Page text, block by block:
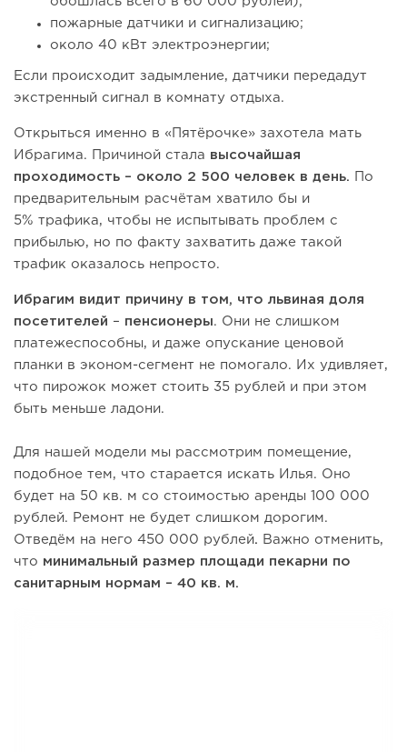
пожарные датчики и сигнализацию;
около 40 кВт электроэнергии;
Если происходит задымление, датчики передадут
экстренный сигнал в комнату отдыха.
Открыться именно в «Пятёрочке» захотела мать
Ибрагима. Причиной стала высочайшая
проходимость – около 2 500 человек в день.
По
предварительным расчётам хватило бы и
5% трафика, чтобы не испытывать проблем с
прибылью, но по факту захватить даже такой
трафик оказалось непросто.
Ибрагим видит причину в том, что львиная доля
посетителей – пенсионеры. Они не слишком
платежеспособны, и даже опускание ценовой
планки в эконом-сегмент не помогало. Их удивляет,
что пирожок может стоить 35 рублей и при этом
быть меньше ладони.
Для нашей модели мы рассмотрим помещение,
подобное тем, что старается искать Илья. Оно
будет на 50 кв. м со стоимостью аренды 100 000
рублей. Ремонт не будет слишком дорогим.
Отведём на него 450 000 рублей. Важно отменить,
что минимальный размер площади пекарни по
санитарным нормам – 40 кв. м.